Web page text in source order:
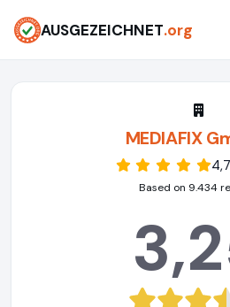
AUSGEZEICHNET.org
MEDIAFIX
Based on 9.434